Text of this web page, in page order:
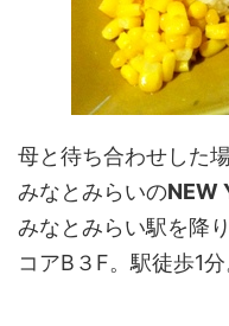
母と待ち合わせした
みなとみらいのNEW
みなとみらい駅を降
コアB３F。駅徒歩1分